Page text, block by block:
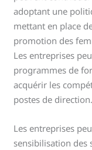
adoptant une
mettant en place
promotion des
Les entreprises
programmes de
acquérir les
postes de direction.
Les entreprises
sensibilisation des